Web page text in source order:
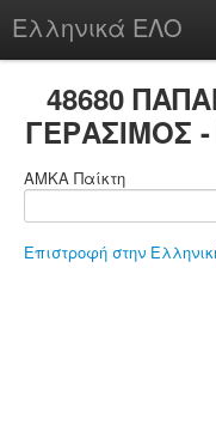
Ελληνικά ΕΛΟ
chesstu.be @ discord
48680
ΓΕΡΑΣΙΜΟΣ
ΑΜΚΑ Παίκτη
Επιστροφή στην